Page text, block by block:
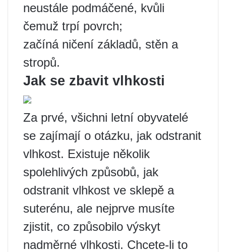
neustále podmáčené, kvůli
čemuž trpí povrch;
začíná ničení základů, stěn a
stropů.
Jak se zbavit vlhkosti
Za prvé, všichni letní obyvatelé
se zajímají o otázku, jak odstranit
vlhkost. Existuje několik
spolehlivých způsobů, jak
odstranit vlhkost ve sklepě a
suterénu, ale nejprve musíte
zjistit, co způsobilo výskyt
nadměrné vlhkosti. Chcete-li to